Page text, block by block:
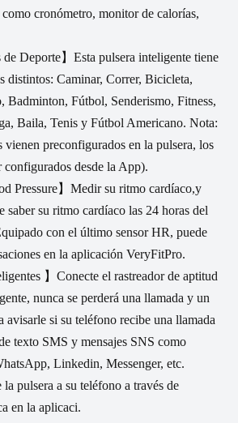
cronómetro, monitor de calorías,
de Deporte】Esta pulsera inteligente tiene
distintos: Caminar, Correr, Bicicleta,
Badminton, Fútbol, Senderismo, Fitness,
Baila, Tenis y Fútbol Americano. Nota:
vienen preconfigurados en la pulsera, los
configurados desde la App).
Pressure】Medir su ritmo cardíaco,y
saber su ritmo cardíaco las 24 horas del
con el último sensor HR, puede
en la aplicación VeryFitPro.
】Conecte el rastreador de aptitud
nunca se perderá una llamada y un
avisarle si su teléfono recibe una llamada
texto SMS y mensajes SNS como
Linkedin, Messenger, etc.
pulsera a su teléfono a través de
en la aplicaci.